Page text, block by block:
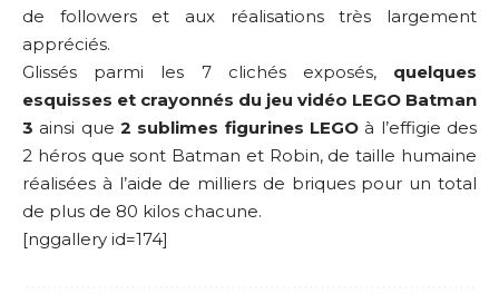
de followers et aux réalisations très largement
appréciés.
Glissés parmi les 7 clichés exposés, quelques
esquisses et crayonnés du jeu vidéo LEGO Batman
3 ainsi que 2 sublimes figurines LEGO à l’effigie des
2 héros que sont Batman et Robin, de taille humaine
réalisées à l’aide de milliers de briques pour un total
de plus de 80 kilos chacune.
[nggallery id=174]